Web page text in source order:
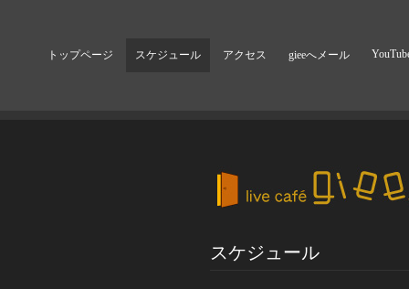
トップページ スケジュール アクセス gieeへメール
スケジュール